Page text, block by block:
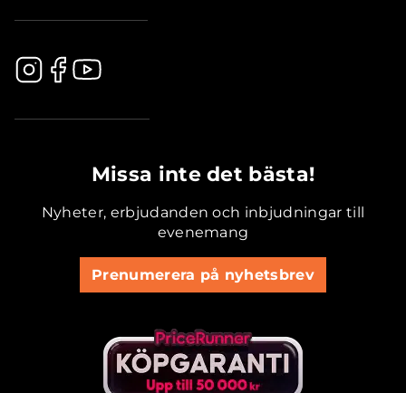
Missa inte det bästa!
Nyheter, erbjudanden och inbjudningar till
evenemang
Prenumerera på nyhetsbrev